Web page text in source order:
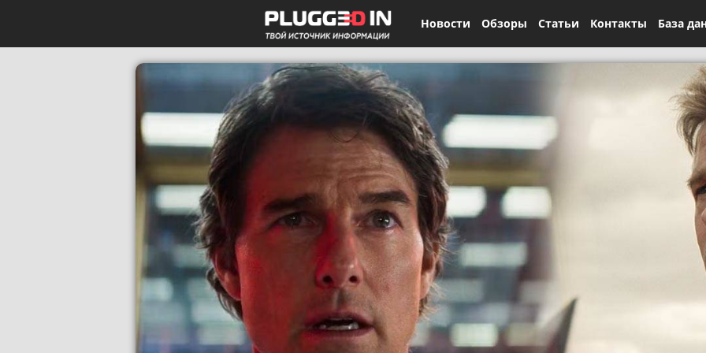
Новости Обзоры Статьи Контакты База